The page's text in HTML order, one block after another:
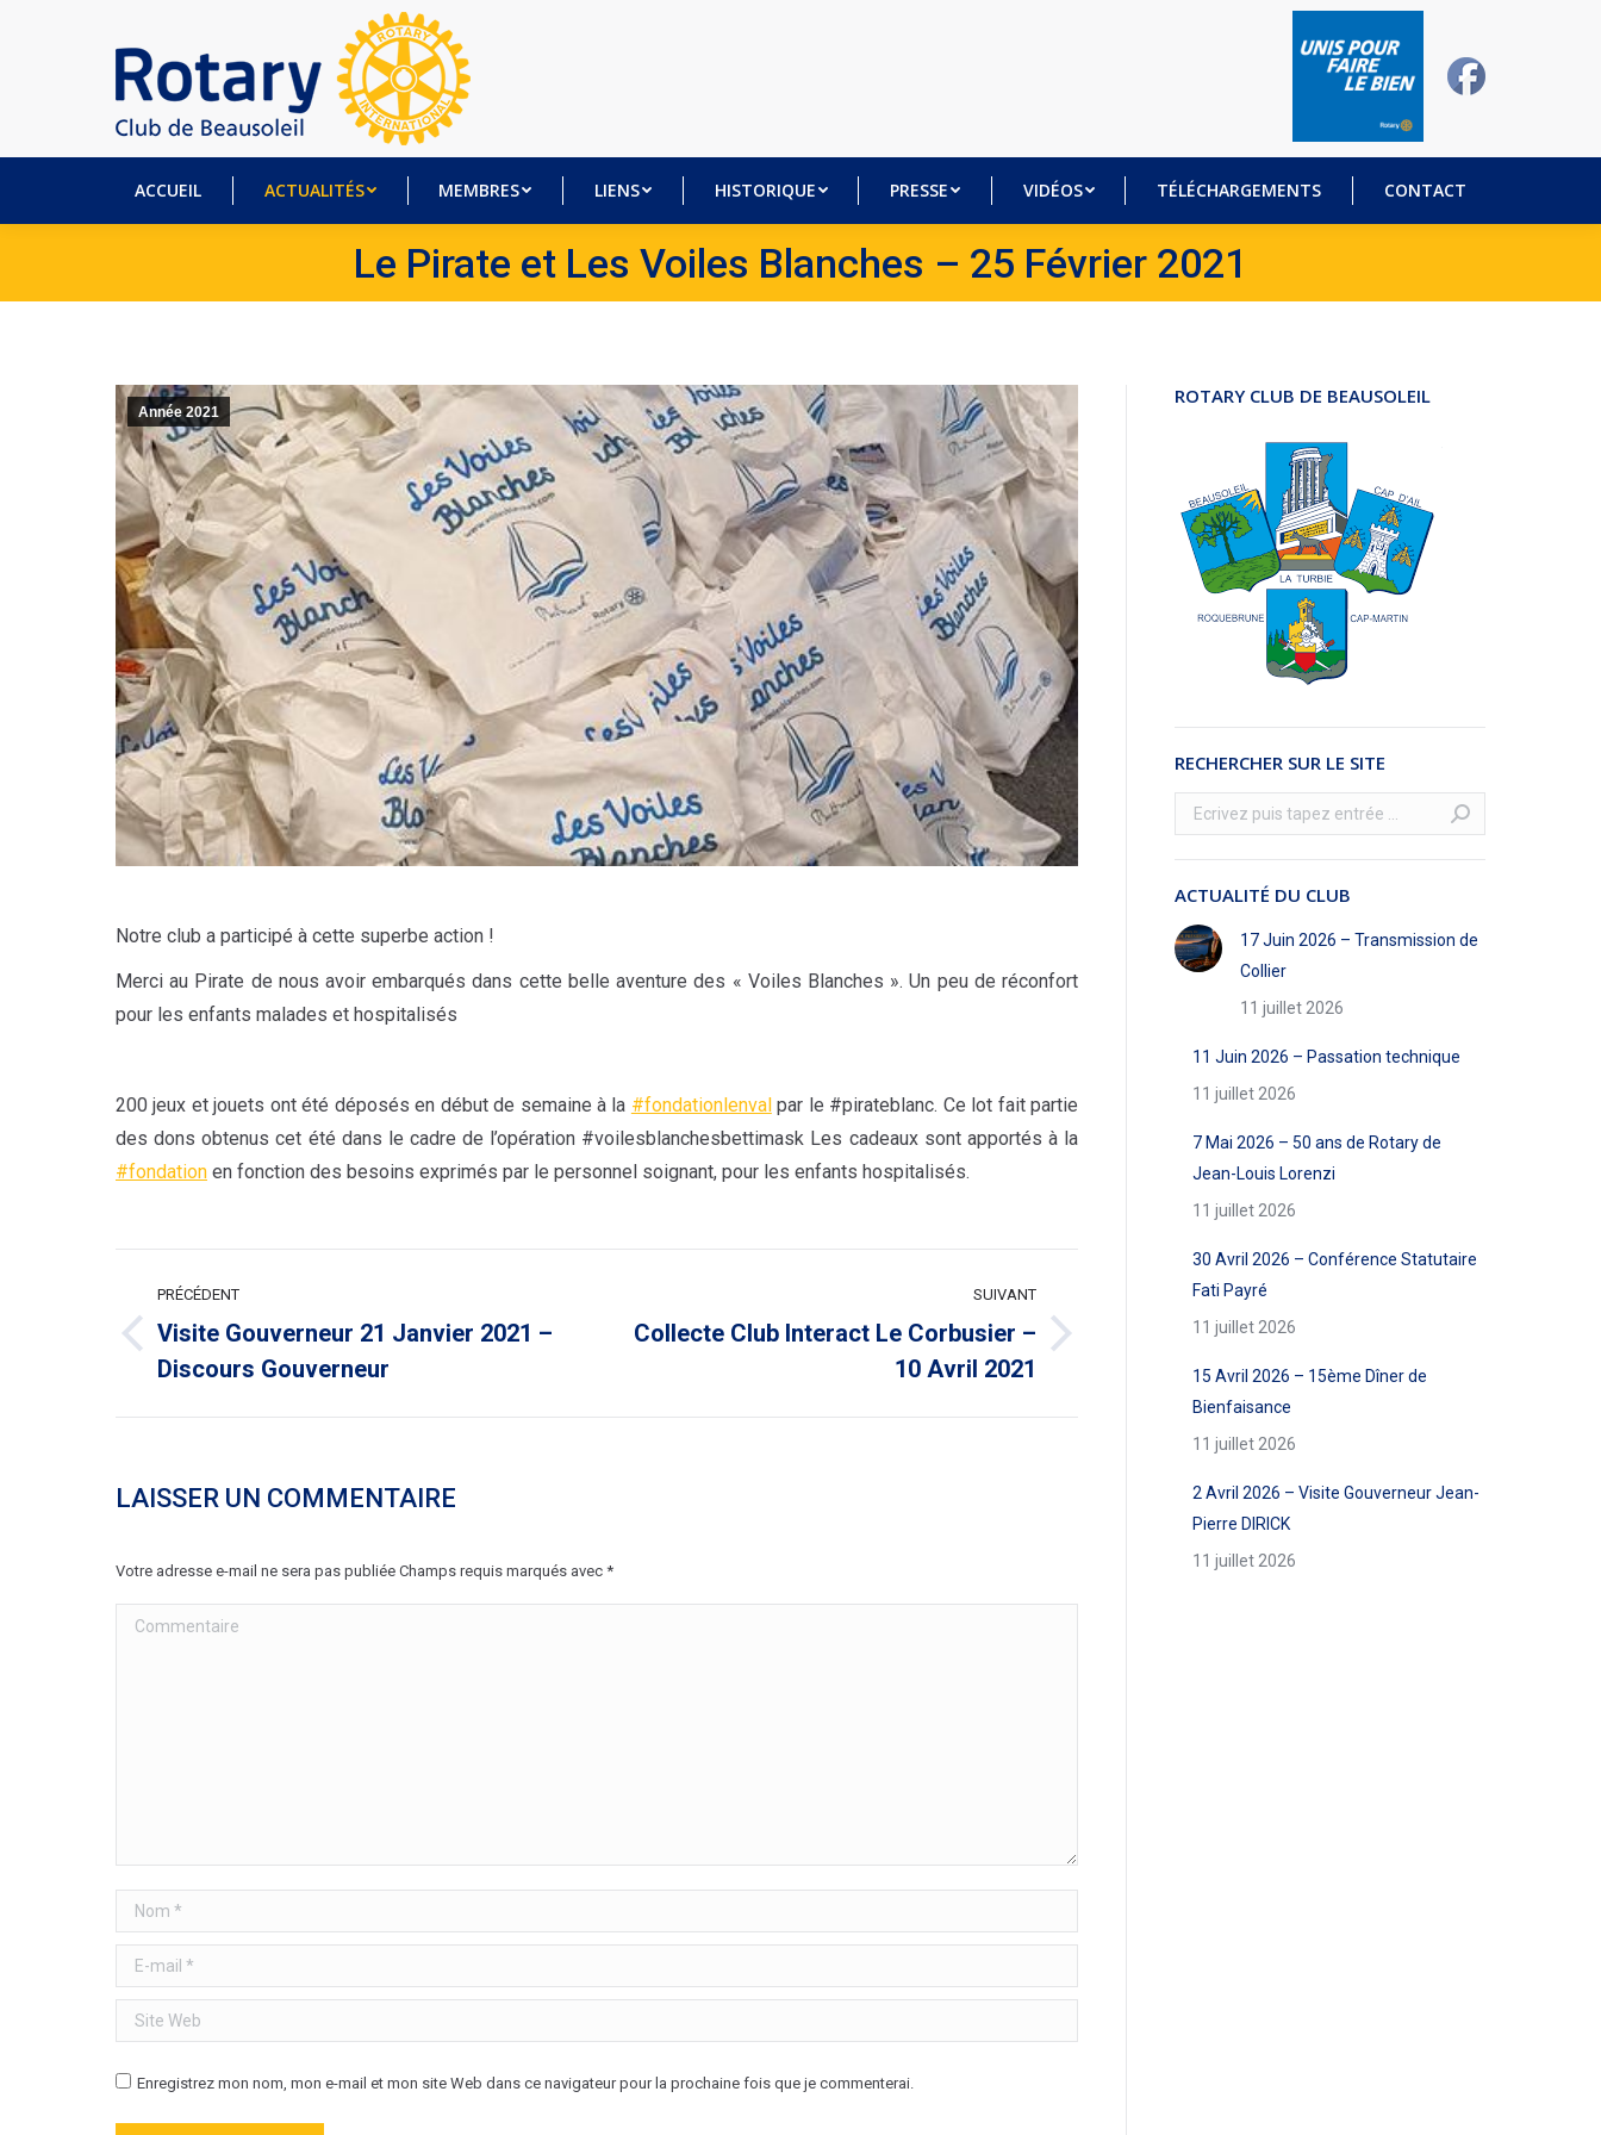
ACCUEIL ACTUALITÉS MEMBRES LIENS HISTORIQUE PRESSE VIDÉOS TÉLÉCHARGEMENTS CONTACT
Le Pirate et Les Voiles Blanches – 25 Février 2021
Année 2021
Notre club a participé à cette superbe action !
Merci au Pirate de nous avoir embarqués dans cette belle aventure des « Voiles Blanches ». Un peu de réconfort
pour les enfants malades et hospitalisés
200 jeux et jouets ont été déposés en début de semaine à la #fondationlenvalpar le #pirateblanc. Ce lot fait partie
des dons obtenus cet été dans le cadre de l’opération #voilesblanchesbettimask Les cadeaux sont apportés à la
#fondation en fonction des besoins exprimés par le personnel soignant, pour les enfants hospitalisés.
ARTICLE
PRÉCÉDENT
Article
précédent
:
Visite Gouverneur 21 Janvier 2021 –
Discours Gouverneur
SUIVANT
Article
:
Collecte Club Interact Le Corbusier –
10 Avril 2021
LAISSER UN COMMENTAIRE
Votre adresse e-mail ne sera pas publiée Champs requis marqués avec *
Commentaire
Nom *
E-mail *
Site Web
Enregistrez mon nom, mon e-mail et mon site Web dans ce navigateur pour la prochaine fois que je commenterai.
ROTARY CLUB DE BEAUSOLEIL
RECHERCHER SUR LE SITE
Recherche
:
ACTUALITÉ DU CLUB
17 Juin 2026 – Transmission de
Collier
11 juillet 2026
11 Juin 2026 – Passation technique
11 juillet 2026
7 Mai 2026 – 50 ans de Rotary de
Jean-Louis Lorenzi
11 juillet 2026
30 Avril 2026 – Conférence Statutaire
Fati Payré
11 juillet 2026
15 Avril 2026 – 15ème Dîner de
Bienfaisance
11 juillet 2026
2 Avril 2026 – Visite Gouverneur Jean-
Pierre DIRICK
11 juillet 2026
ACTUALITÉS